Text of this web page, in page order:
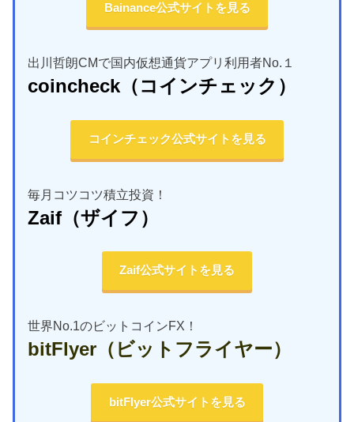
Bainance公式サイトを見る
出川哲朗CMで国内仮想通貨アプリ利用者No.１
coincheck （コインチェック）
コインチェック公式サイトを見る
毎月コツコツ積立投資！
Zaif （ザイフ）
Zaif公式サイトを見る
世界No.1のビットコインFX！
bitFlyer （ビットフライヤー）
bitFlyer公式サイトを見る